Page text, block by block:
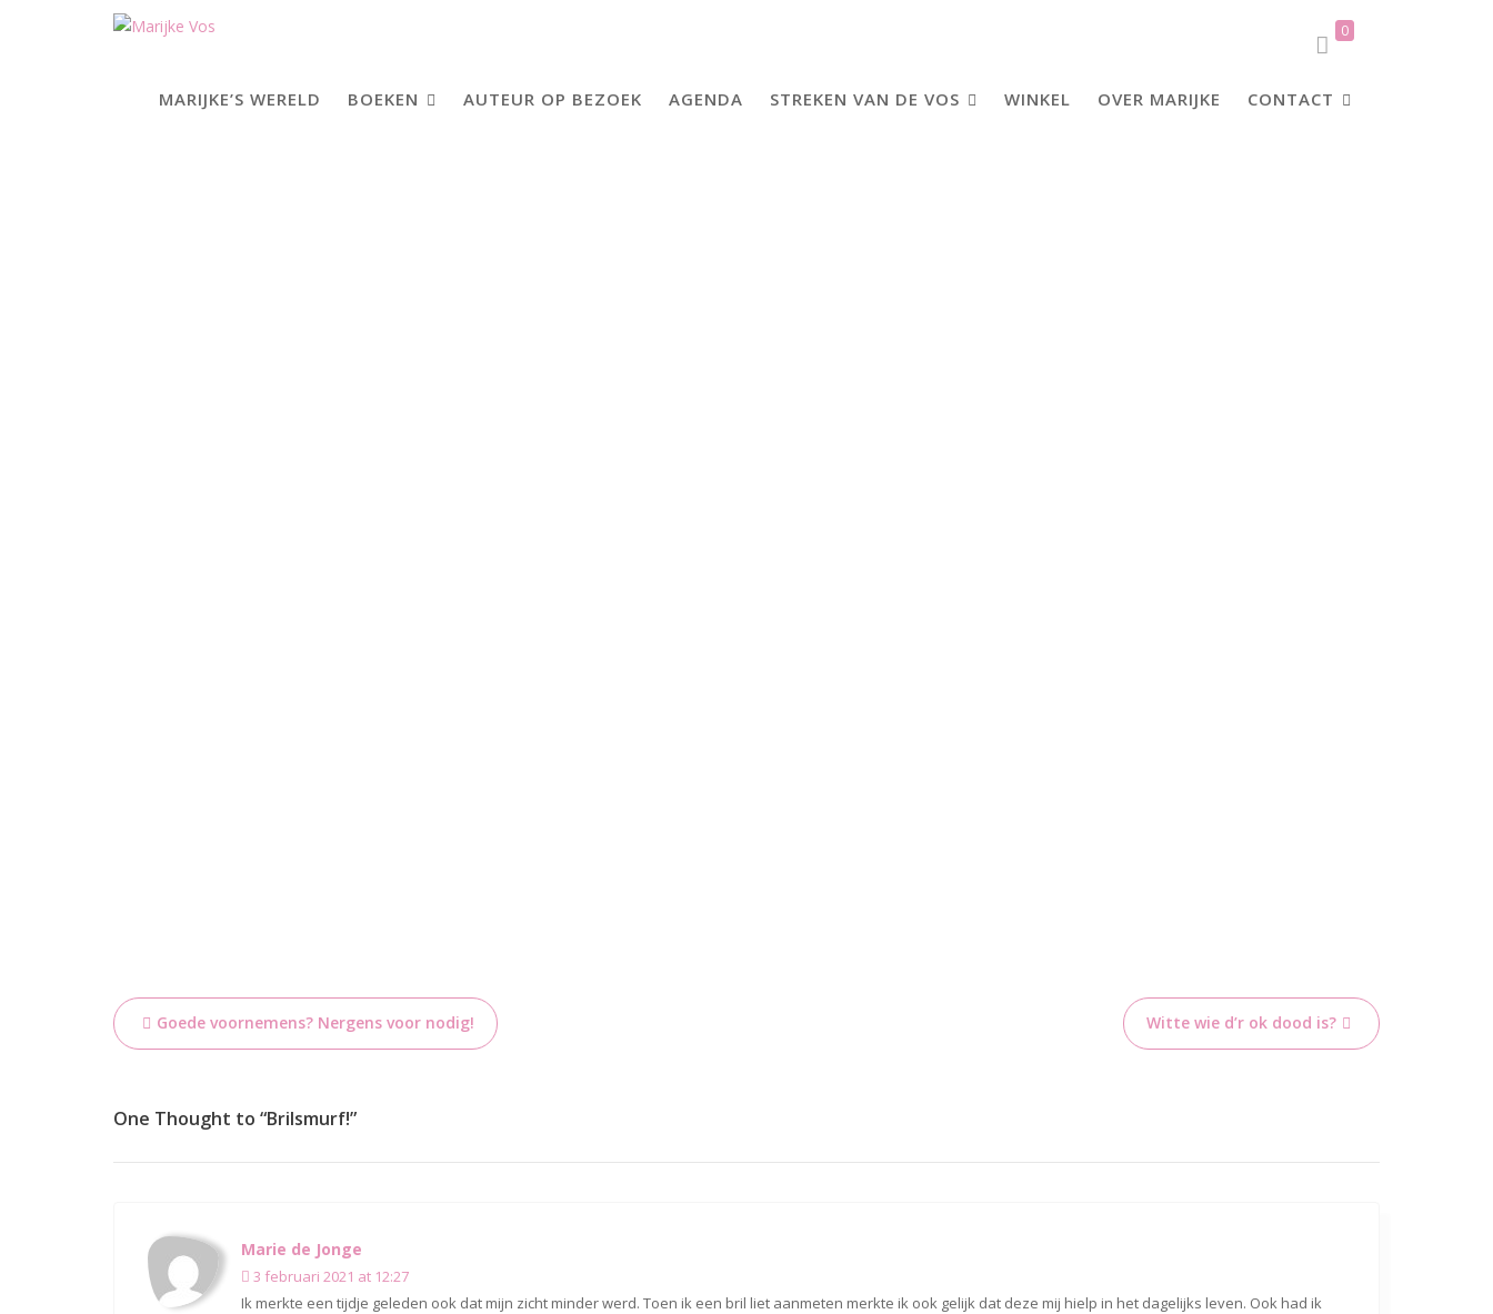
0
MARIJKE’S WERELD BOEKEN AUTEUR OP BEZOEK AGENDA STREKEN VAN DE VOS WINKEL OVER MARIJKE CONTACT
Bericht
navigatie
Goede voornemens? Nergens voor nodig! Witte wie d’r ok dood is?
One Thought to “Brilsmurf!”
Marie de Jonge
3 februari 2021 at 12:27
Ik merkte een tijdje geleden ook dat mijn zicht minder werd. Toen ik een bril liet aanmeten merkte ik ook gelijk dat deze mij hielp in het dagelijks leven. Ook had ik